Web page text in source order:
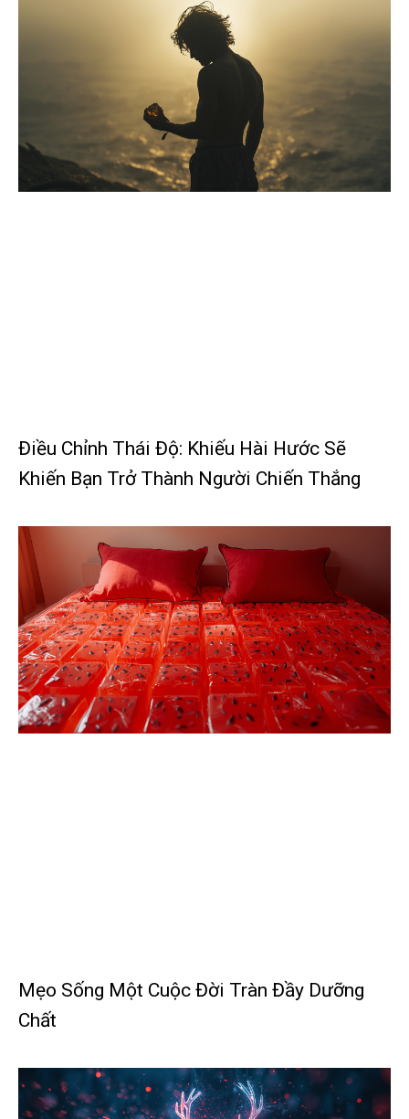
Điều Chỉnh Thái Độ: Khiếu Hài Hước Sẽ
Khiến Bạn Trở Thành Người Chiến Thắng
Mẹo Sống Một Cuộc Đời Tràn Đầy Dưỡng
Chất